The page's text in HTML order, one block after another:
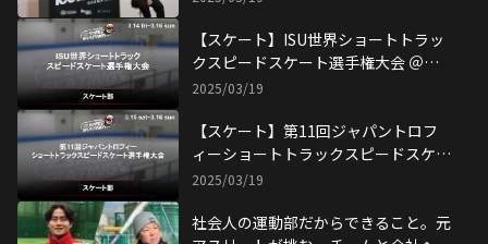
【スケート】ISU世界ショートトラッ
クスピードスケート選手権大会 ＠北
京
2025/03/19
【スケート】第11回ジャパントロフ
ィーショートトラックスピードスケー
ト選手権大会
2025/03/19
社会人の運動部だからできること。元